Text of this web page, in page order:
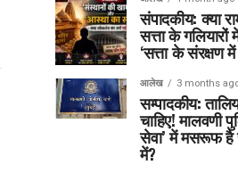
संपादकीय: क्या
सत्ता के गलियारों
‘सत्ता के संरक्षण में
आलेख 3 months
सम्पादकीय:
चाहिए! मालवणी
सेवा’ में मसरूफ है
में?